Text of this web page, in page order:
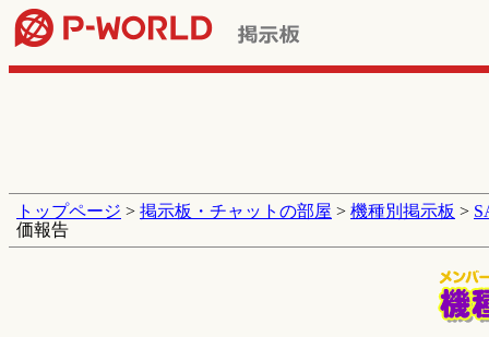
トップページ > 掲示板・チャットの部屋 > 機種別掲示板 >
価報告